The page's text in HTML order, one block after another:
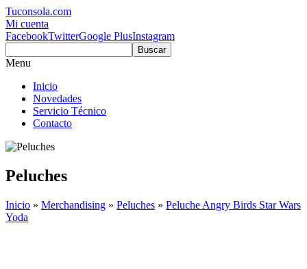
Tuconsola.com
Mi cuenta
FacebookTwitterGoogle PlusInstagram
Buscar
Menu
Inicio
Novedades
Servicio Técnico
Contacto
Peluches
Inicio » Merchandising » Peluches » Peluche Angry Birds Star Wars
Yoda